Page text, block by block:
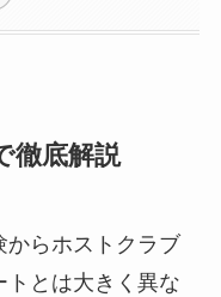
徹底解説
らホストクラブ
トとは大きく異な